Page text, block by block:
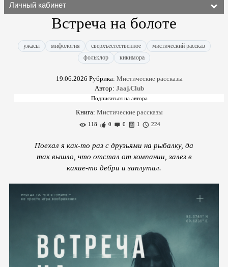
Личный кабинет
Встреча на болоте
ужасы мифология сверхъестественное
мистический рассказ
фольклор
кикимора
19.06.2026 Рубрика: Мистические рассказы
Автор: Jaaj.Club
Книга: Мистические рассказы
118 0 0 1 224
Поехал я как-то раз с друзьями на рыбалку, да
так вышло, что отстал от компании, залез в
какие-то дебри и заплутал.